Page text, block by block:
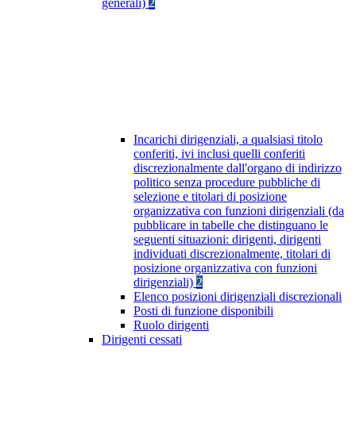
generali) 2
Incarichi dirigenziali, a qualsiasi titolo
conferiti, ivi inclusi quelli conferiti
discrezionalmente dall'organo di indirizzo
politico senza procedure pubbliche di
selezione e titolari di posizione
organizzativa con funzioni dirigenziali (da
pubblicare in tabelle che distinguano le
seguenti situazioni: dirigenti, dirigenti
individuati discrezionalmente, titolari di
posizione organizzativa con funzioni
dirigenziali) 2
Elenco posizioni dirigenziali discrezionali
Posti di funzione disponibili
Ruolo dirigenti
Dirigenti cessati